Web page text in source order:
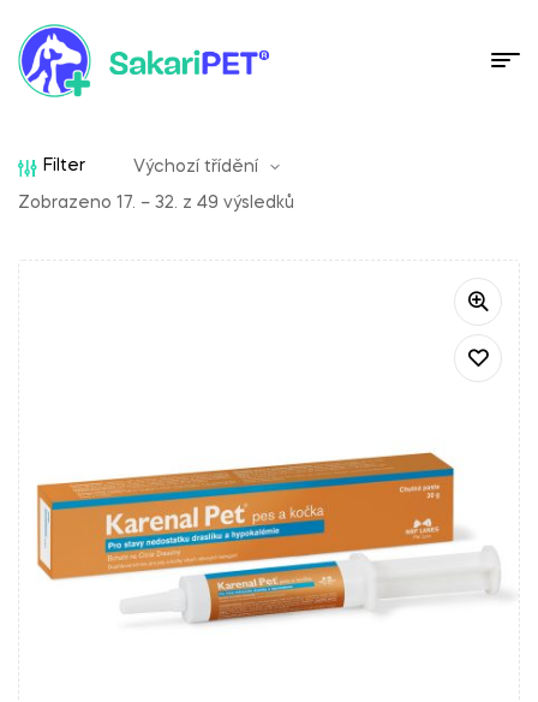
Filter
Zobrazeno 17. – 32. z 49 výsledků